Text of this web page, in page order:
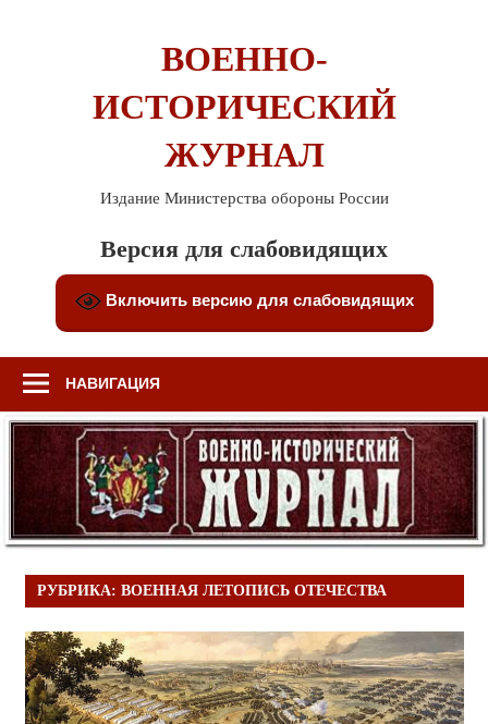
ВОЕННО-
ИСТОРИЧЕСКИЙ
ЖУРНАЛ
Издание Министерства обороны России
Версия для слабовидящих
Включить версию для слабовидящих
НАВИГАЦИЯ
РУБРИКА: ВОЕННАЯ ЛЕТОПИСЬ ОТЕЧЕСТВА